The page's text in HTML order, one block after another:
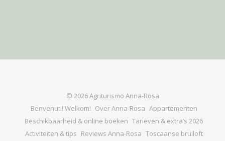
© 2026 Agriturismo Anna-Rosa
Benvenuti! Welkom! Over Anna-Rosa Appartementen
Beschikbaarheid & online boeken Tarieven & extra’s 2026
Activiteiten & tips Reviews Anna-Rosa Toscaanse bruiloft